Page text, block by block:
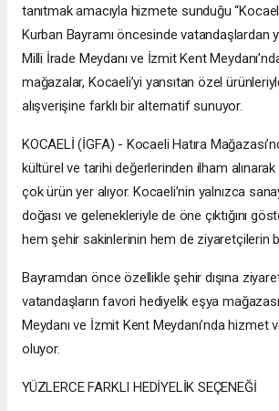
tanıtmak amacıyla hizmete sunduğu
Kurban Bayramı öncesinde vatandaşlardan
Milli İrade Meydanı ve İzmit Kent
mağazalar, Kocaeli’yi yansıtan özel
alışverişine farklı bir alternatif sunuyor.
KOCAELİ (İGFA) - Kocaeli Hatıra
kültürel ve tarihi değerlerinden ilham alınarak
çok ürün yer alıyor. Kocaeli’nin yalnızca
doğası ve gelenekleriyle de öne çıktığını
hem şehir sakinlerinin hem de ziyaretçilerin
Bayramdan önce özellikle şehir dışına
vatandaşların favori hediyelik eşya
Meydanı ve İzmit Kent Meydanı’nda hizmet
oluyor.
YÜZLERCE FARKLI HEDİYELİK SEÇENEĞİ